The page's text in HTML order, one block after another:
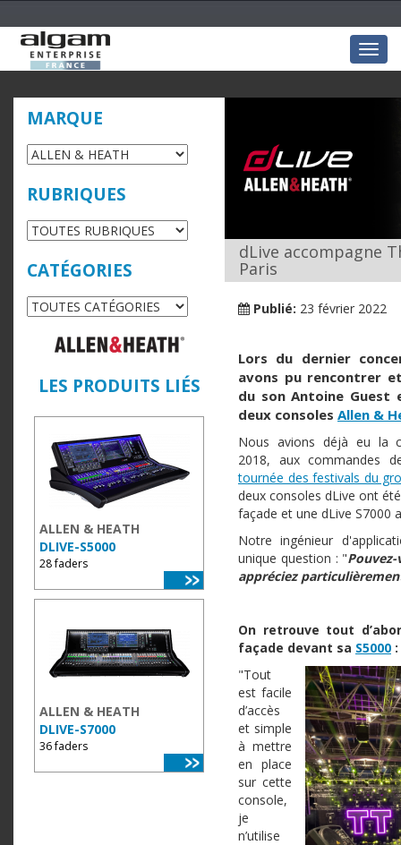
MARQUE
RUBRIQUES
CATÉGORIES
LES PRODUITS LIÉS
ALLEN & HEATH
DLIVE-S5000
28 faders
ALLEN & HEATH
DLIVE-S7000
36 faders
dLive accompagne
Paris
Publié: 23 février 2022
Lors du dernier
avons pu rencontrer
du son Antoine Guest
deux consoles Allen &
Nous avions déjà eu la
2018, aux commandes
tournée des festivals du
deux consoles dLive ont
façade et une dLive S7000
Notre ingénieur
unique question : "
appréciez
On retrouve tout
façade devant sa S5000 :
"Tout
est facile
d’accès
et simple
à mettre
en place
sur cette
console,
je
n’utilise